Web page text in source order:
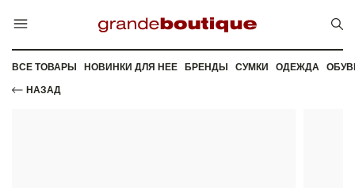
ВСЕ ТОВАРЫ НОВИНКИ ДЛЯ НЕЕ БРЕНДЫ СУМКИ ОДЕЖДА
НАЗАД